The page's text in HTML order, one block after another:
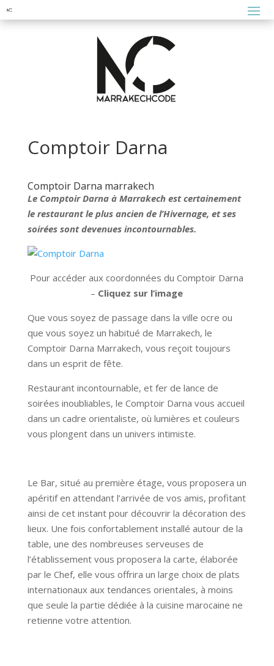
Comptoir Darna
Comptoir Darna marrakech
Le Comptoir Darna à Marrakech est certainement
le restaurant le plus ancien de l’Hivernage, et ses
soirées sont devenues incontournables.
Pour accéder aux coordonnées du Comptoir Darna
– Cliquez sur l’image
Que vous soyez de passage dans la ville ocre ou
que vous soyez un habitué de Marrakech, le
Comptoir Darna Marrakech, vous reçoit toujours
dans un esprit de fête.
Restaurant incontournable, et fer de lance de
soirées inoubliables, le Comptoir Darna vous accueil
dans un cadre orientaliste, où lumières et couleurs
vous plongent dans un univers intimiste.
Le Bar, situé au première étage, vous proposera un
apéritif en attendant l’arrivée de vos amis, profitant
ainsi de cet instant pour découvrir la décoration des
lieux. Une fois confortablement installé autour de la
table, une des nombreuses serveuses de
l’établissement vous proposera la carte, élaborée
par le Chef, elle vous offrira un large choix de plats
internationaux aux tendances orientales, à moins
que seule la partie dédiée à la cuisine marocaine ne
retienne votre attention.